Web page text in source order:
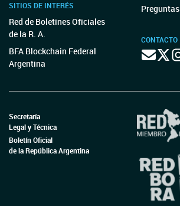
SITIOS DE INTERÉS
Red de Boletines Oficiales
de la R. A.
BFA Blockchain Federal
Argentina
CONTACTO
Secretaría
Legal y Técnica
Boletín Oficial
de la República Argentina